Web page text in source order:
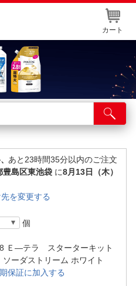
カート
あと23時間35分以内のご注文
豊島区東池袋 に8月13日（木）
を変更する
個
Ｅ―テラ スターターキット
ソーダストリーム ホワイト
保証に加入する